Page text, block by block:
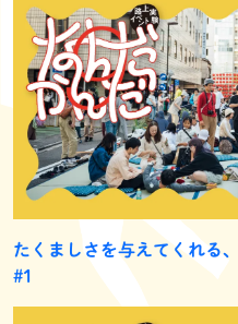
たくましさを与えてくれる
#1